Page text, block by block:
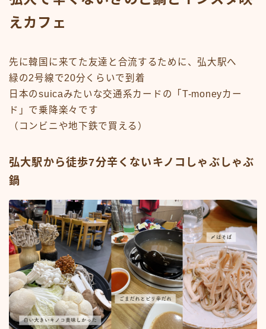
えカフェ
先に韓国に来てた友達と合流するために、弘大駅へ
緑の2号線で20分くらいで到着
日本のsuicaみたいな交通系カードの「T-moneyカー
ド」で乗降楽々です
（コンビニや地下鉄で買える）
弘大駅から徒歩7分辛くないキノコしゃぶしゃぶ
鍋